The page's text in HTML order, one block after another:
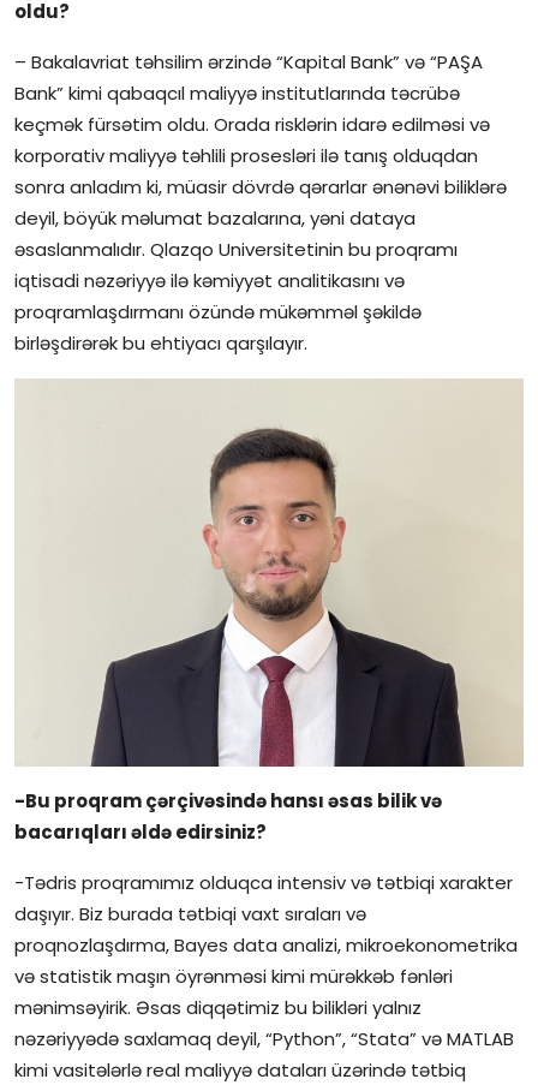
oldu?
– Bakalavriat təhsilim ərzində “Kapital Bank” və “PAŞA
Bank” kimi qabaqcıl maliyyə institutlarında təcrübə
keçmək fürsətim oldu. Orada risklərin idarə edilməsi və
korporativ maliyyə təhlili prosesləri ilə tanış olduqdan
sonra anladım ki, müasir dövrdə qərarlar ənənəvi biliklərə
deyil, böyük məlumat bazalarına, yəni dataya
əsaslanmalıdır. Qlazqo Universitetinin bu proqramı
iqtisadi nəzəriyyə ilə kəmiyyət analitikasını və
proqramlaşdırmanı özündə mükəmməl şəkildə
birləşdirərək bu ehtiyacı qarşılayır.
-Bu proqram çərçivəsində hansı əsas bilik və
bacarıqları əldə edirsiniz?
-Tədris proqramımız olduqca intensiv və tətbiqi xarakter
daşıyır. Biz burada tətbiqi vaxt sıraları və
proqnozlaşdırma, Bayes data analizi, mikroekonometrika
və statistik maşın öyrənməsi kimi mürəkkəb fənləri
mənimsəyirik. Əsas diqqətimiz bu bilikləri yalnız
nəzəriyyədə saxlamaq deyil, “Python”, “Stata” və MATLAB
kimi vasitələrlə real maliyyə dataları üzərində tətbiq